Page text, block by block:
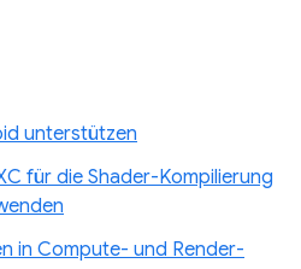
unterstützen
für die Shader-Kompilierung
in Compute- und Render-